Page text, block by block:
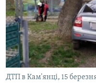
СПЕЦПРОЕКТИ
ДЕПОРТАЦІЯ
ВІДЕОУРОКИ «ELIFBE»
СВІДЧЕННЯ ОКУПАЦІЇ
УКРАЇНСЬКА ПРОБЛЕМА
ЯК ОБІЙТИ
Русский
Qırımtatar
ДТП в Кам'янці, 15